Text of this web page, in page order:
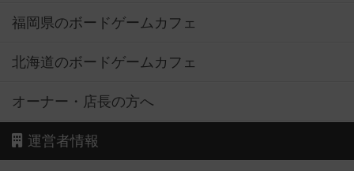
福岡県のボードゲームカフェ
北海道のボードゲームカフェ
オーナー・店長の方へ
運営者情報